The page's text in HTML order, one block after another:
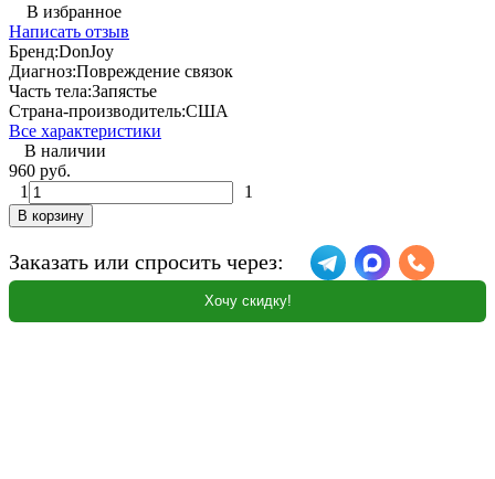
В избранное
Написать отзыв
Бренд:DonJoy
Диагноз:Повреждение связок
Часть тела:Запястье
Страна-производитель:США
Все характеристики
В наличии
960 руб.
1
1
В корзину
Заказать или спросить через:
Хочу скидку!